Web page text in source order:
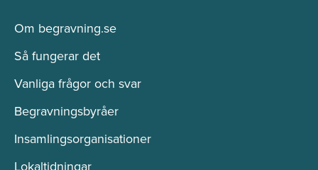
Om begravning.se
Så fungerar det
Vanliga frågor och svar
Begravningsbyråer
Insamlingsorganisationer
Lokaltidningar